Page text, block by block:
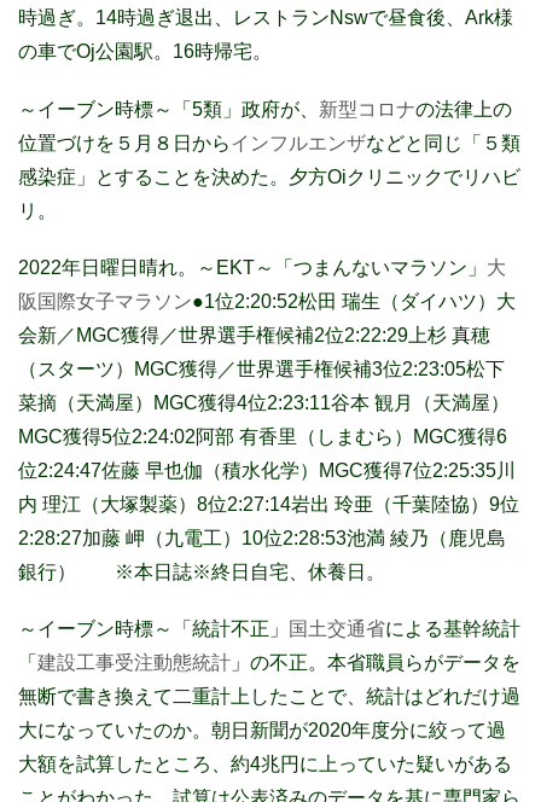
時過ぎ。14時過ぎ退出、レストランNswで昼食後、Ark様
の車でOj公園駅。16時帰宅。
～イーブン時標～「5類」政府が、 新型コロナの法律上の
位置づけを５月８日からインフルエンザなどと同じ「５類
感染症」とすることを決めた。夕方Oiクリニックでリハビ
リ。
2022年日曜日晴れ。～EKT～「つまんないマラソン」 大
阪国際女子マラソン●1位2:20:52松田 瑞生（ダイハツ）大
会新／MGC獲得／世界選手権候補2位2:22:29上杉 真穂
（スターツ）MGC獲得／世界選手権候補3位2:23:05松下
菜摘（天満屋）MGC獲得4位2:23:11谷本 観月（天満屋）
MGC獲得5位2:24:02阿部 有香里（しまむら）MGC獲得6
位2:24:47佐藤 早也伽（積水化学）MGC獲得7位2:25:35川
内 理江（大塚製薬）8位2:27:14岩出 玲亜（千葉陸協）9位
2:28:27加藤 岬（九電工）10位2:28:53池満 綾乃（鹿児島
銀行） ※本日誌※終日自宅、 休養日。
～イーブン時標～「統計不正」 国土交通省による基幹統計
「 建設工事受注動態統計 」の不正。本省職員らがデータを
無断で書き換えて二重計上したことで、統計はどれだけ過
大になっていたのか。朝日新聞が2020年度分に絞って過
大額を試算したところ、約4兆円に上っていた疑いがある
ことがわかった。試算は公表済みのデータを基に専門家ら